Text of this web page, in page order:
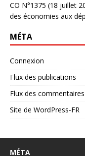
CO N°1375 (18 juillet
des économies aux
MÉTA
Connexion
Flux des publications
Flux des commentaires
Site de WordPress-FR
MÉTA